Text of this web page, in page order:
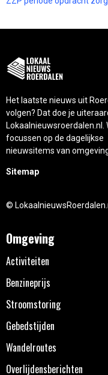
Het laatste nieuws uit
volgen? Dat doe je
Lokaalnieuwsroerdalen.nl.
focussen op de dagelijkse
nieuwsitems van
Sitemap
©
Omgeving
Activiteiten
Benzineprijs
Stroomstoring
Gebedstijden
Wandelroutes
Overlijdensberichten